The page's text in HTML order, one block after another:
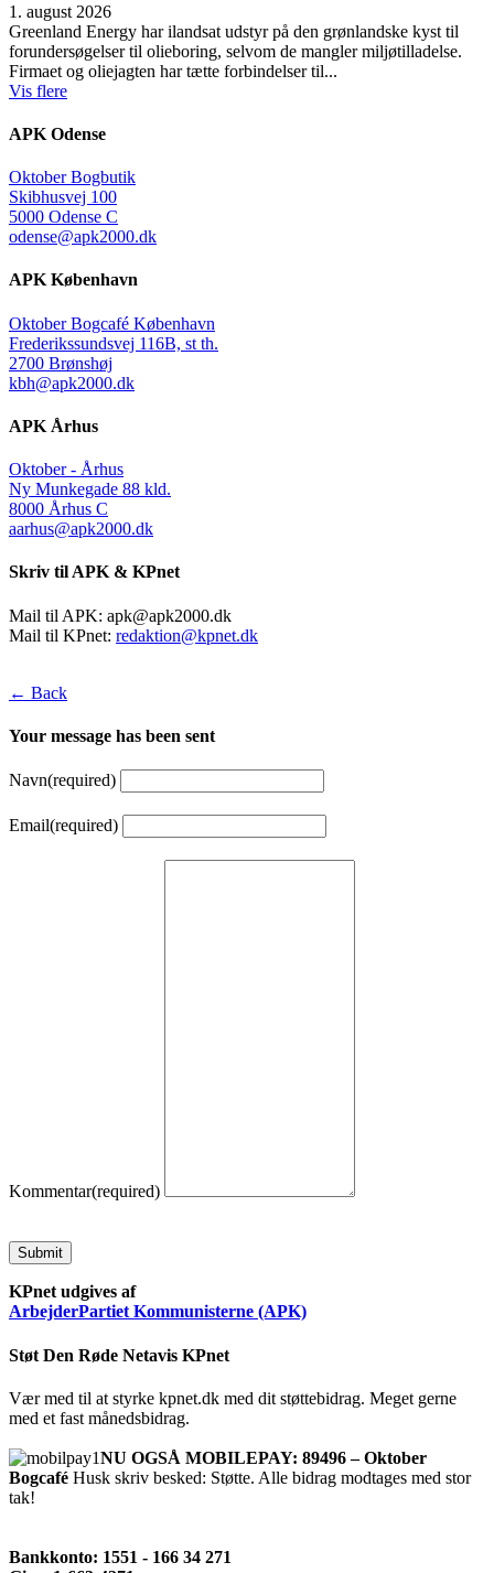
1. august 2026
Greenland Energy har ilandsat udstyr på den grønlandske kyst til
forundersøgelser til olieboring, selvom de mangler miljøtilladelse.
Firmaet og oliejagten har tætte forbindelser til...
Vis flere
APK Odense
Oktober Bogbutik
Skibhusvej 100
5000 Odense C
odense@apk2000.dk
APK København
Oktober Bogcafé København
Frederikssundsvej 116B, st th.
2700 Brønshøj
kbh@apk2000.dk
APK Århus
Oktober - Århus
Ny Munkegade 88 kld.
8000 Århus C
aarhus@apk2000.dk
Skriv til APK & KPnet
Mail til APK: apk@apk2000.dk
Mail til KPnet: redaktion@kpnet.dk
← Back
Your message has been sent
Navn(required)
Email(required)
Kommentar(required)
Submit
KPnet udgives af
ArbejderPartiet Kommunisterne (APK)
Støt Den Røde Netavis KPnet
Vær med til at styrke kpnet.dk med dit støttebidrag. Meget gerne
med et fast månedsbidrag.
NU OGSÅ MOBILEPAY: 89496 – Oktober
Bogcafé Husk skriv besked: Støtte. Alle bidrag modtages med stor
tak!
Bankkonto: 1551 - 166 34 271